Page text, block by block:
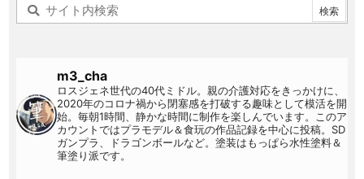
m3_cha
ロスジェネ世代の40代ミドル。親の介護対応をきっかけに、
2020年のコロナ禍から閉塞感を打破する趣味として模活を開
始。毎朝1時間、静かな時間に制作を楽しんでいます。このア
カウントではプラモデル＆食玩の作品記録を中心に投稿。SD
ガンプラ、ドラゴンボールなど。塗装はもっぱら水性塗料＆
筆塗り派です。